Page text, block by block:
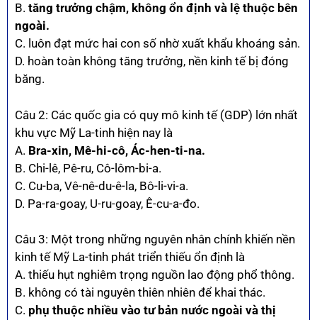
B. tăng trưởng chậm, không ổn định và lệ thuộc bên
ngoài.
C. luôn đạt mức hai con số nhờ xuất khẩu khoáng sản.
D. hoàn toàn không tăng trưởng, nền kinh tế bị đóng
băng.
Câu 2: Các quốc gia có quy mô kinh tế (GDP) lớn nhất
khu vực Mỹ La-tinh hiện nay là
A. Bra-xin, Mê-hi-cô, Ác-hen-ti-na.
B. Chi-lê, Pê-ru, Cô-lôm-bi-a.
C. Cu-ba, Vê-nê-du-ê-la, Bô-li-vi-a.
D. Pa-ra-goay, U-ru-goay, Ê-cu-a-đo.
Câu 3: Một trong những nguyên nhân chính khiến nền
kinh tế Mỹ La-tinh phát triển thiếu ổn định là
A. thiếu hụt nghiêm trọng nguồn lao động phổ thông.
B. không có tài nguyên thiên nhiên để khai thác.
C. phụ thuộc nhiều vào tư bản nước ngoài và thị